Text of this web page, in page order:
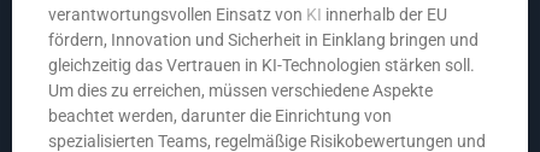
verantwortungsvollen Einsatz von KI innerhalb der EU
fördern, Innovation und Sicherheit in Einklang bringen und
gleichzeitig das Vertrauen in KI-Technologien stärken soll.
Um dies zu erreichen, müssen verschiedene Aspekte
beachtet werden, darunter die Einrichtung von
spezialisierten Teams, regelmäßige Risikobewertungen und